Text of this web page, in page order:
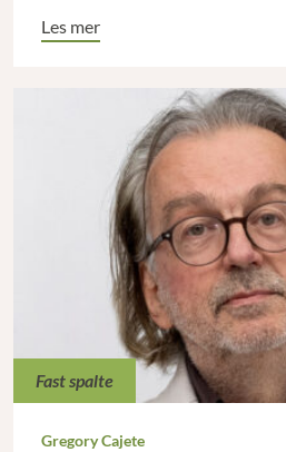
Les mer
Fast spalte
Gregory Cajete